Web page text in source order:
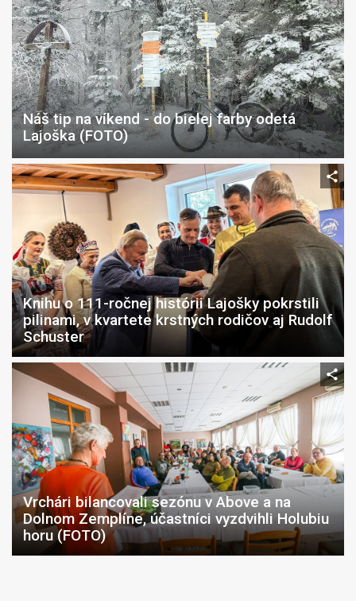
Náš tip na víkend - do bielej farby odetá
Lajoška (FOTO)
Knihu o 111-ročnej histórii Lajošky pokrstili
pilinami, v kvartete krstných rodičov aj Rudolf
Schuster
Vrchári bilancovali sezónu v Above a na
Dolnom Zemplíne, účastníci vyzdvihli Holubiu
horu (FOTO)